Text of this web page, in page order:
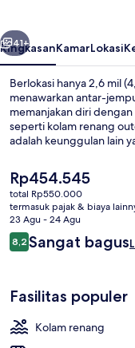
Berikutnya
41+
RingkasanKamarLokasi
Berlokasi hanya 2,6 mil
menawarkan antar-
memanjakan diri
seperti kolam renang
adalah keunggulan lain
menit.
Harga
saat
ini
Rp454.545
Rp454.545
total Rp550.000
termasuk pajak & biaya
23 Agu - 24 Agu
Ulasan
8,28,2 dari 10
Sangat bagus
Fasilitas populer
Kolam renang